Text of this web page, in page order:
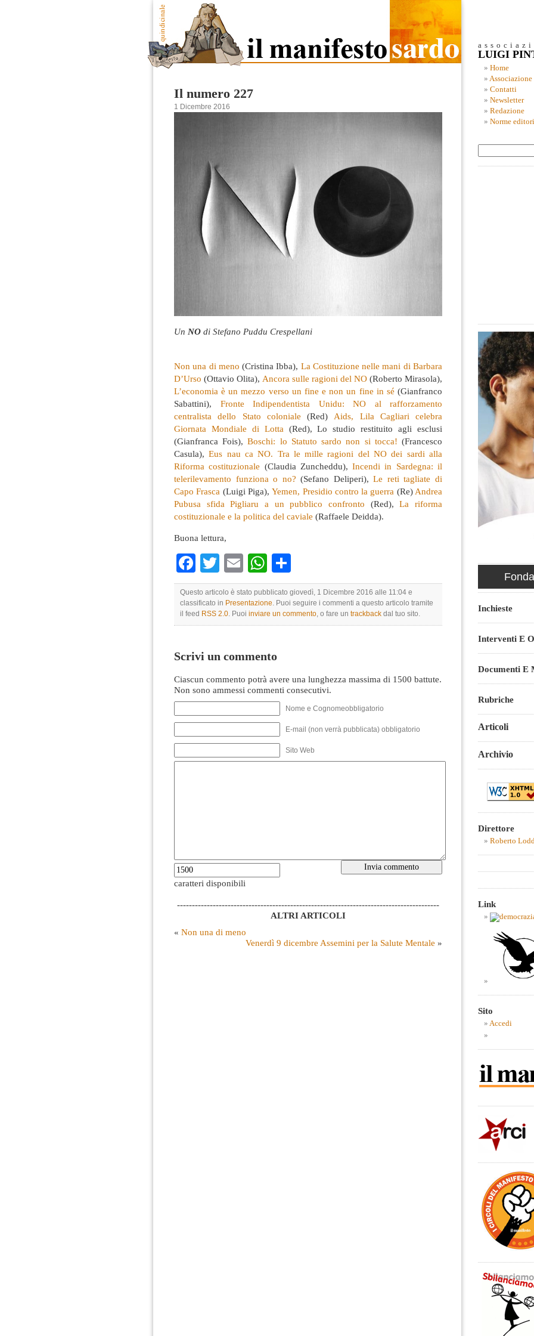
Il numero 227
1 Dicembre 2016
Un NO di Stefano Puddu Crespellani
Non una di meno (Cristina Ibba), La Costituzione nelle mani di Barbara
D’Urso (Ottavio Olita), Ancora sulle ragioni del NO (Roberto Mirasola),
L’economia è un mezzo verso un fine e non un fine in sé (Gianfranco
Sabattini), Fronte Indipendentista Unidu: NO al rafforzamento
centralista dello Stato coloniale (Red) Aids, Lila Cagliari celebra
Giornata Mondiale di Lotta (Red), Lo studio restituito agli esclusi
(Gianfranca Fois),Boschi: lo Statuto sardo non si tocca! (Francesco
Casula),Eus nau ca NO. Tra le mille ragioni del NO dei sardi alla
Riforma costituzionale (Claudia Zuncheddu),Incendi in Sardegna: il
telerilevamento funziona o no? (Sefano Deliperi),Le reti tagliate di
Capo Frasca (Luigi Piga),Yemen, Presidio contro la guerra (Re) Andrea
Pubusa sfida Pigliaru a un pubblico confronto (Red),La riforma
costituzionale e la politica del caviale (Raffaele Deidda).
Buona lettura,
Facebook
TwitterEmailWhatsApp
Questo articolo è stato pubblicato giovedì, 1 Dicembre 2016 alle 11:04 e
classificato in Presentazione. Puoi seguire i commenti a questo articolo tramite
il feed RSS 2.0. Puoi inviare un commento, o fare un trackback dal tuo sito.
Scrivi un commento
Ciascun commento potrà avere una lunghezza massima di 1500 battute.
Non sono ammessi commenti consecutivi.
Nome e Cognomeobbligatorio
E-mail (non verrà pubblicata) obbligatorio
Sito Web
caratteri disponibili
----------------------------------------------------------------------------------------
ALTRI ARTICOLI
« Non una di meno
Venerdì 9 dicembre Assemini per la Salute Mentale »
LUIGI
Home
Associazione
Contatti
Newsletter
Redazione
Norme
Inchieste
Interventi E
Documenti E
Rubriche
Articoli
Archivio
Direttore
Roberto
Link
Sito
Accedi